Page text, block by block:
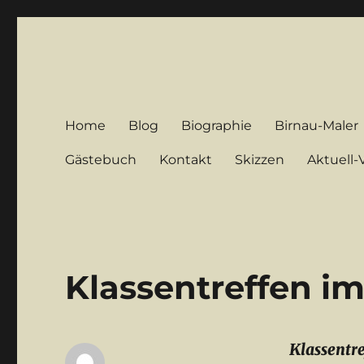
Home Blog Biographie Birnau-Maler
Gästebuch Kontakt Skizzen Aktuell-
Klassentreffen